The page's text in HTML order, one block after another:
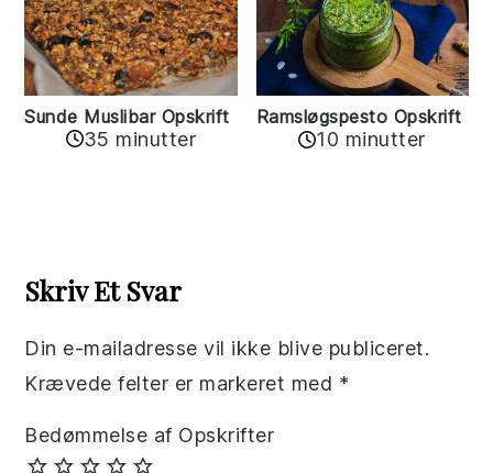
Sunde Muslibar Opskrift
35 minutter
Ramsløgspesto Opskrift
10 minutter
Interactions
Skriv Et Svar
Din e-mailadresse vil ikke blive publiceret.
Krævede felter er markeret med *
Bedømmelse af Opskrifter